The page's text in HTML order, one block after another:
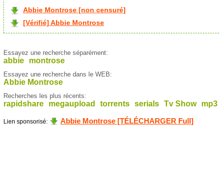
Abbie Montrose [non censuré]
[Vérifié] Abbie Montrose
Essayez une recherche séparément:
abbie montrose
Essayez une recherche dans le WEB:
Abbie Montrose
Recherches les plus récents:
rapidshare megaupload torrents serials Tv Show mp3
Lien sponsorisé: Abbie Montrose [TÉLÉCHARGER Full]